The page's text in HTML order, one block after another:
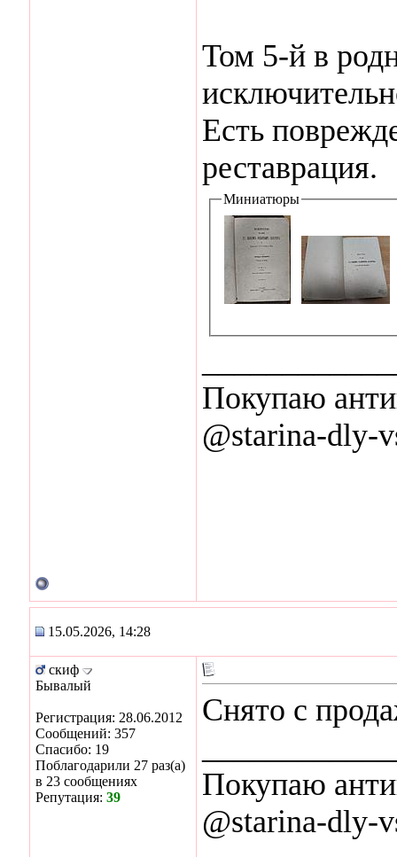
Том 5-й в
Есть
реставрация.
Миниатюры
Покупаю
@starina-dly-
15.05.2026, 14:28
скиф
Бывалый
Регистрация: 28.06.2012
Сообщений: 357
Спасибо: 19
Поблагодарили 27 раз(а)
в 23 сообщениях
Репутация: 39
Снято с
Покупаю
@starina-dly-